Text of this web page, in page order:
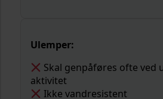
Ulemper:
Skal genpåføres ofte ved
aktivitet
Ikke vandresistent